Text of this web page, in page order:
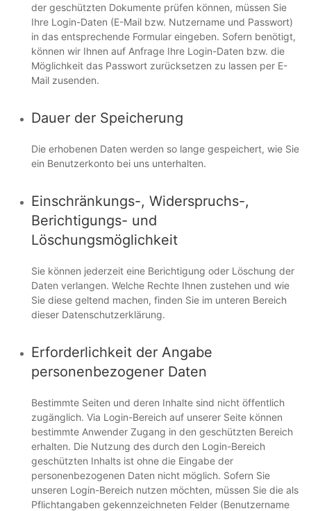
der geschützten Dokumente prüfen können, müssen Sie
Ihre Login-Daten (E-Mail bzw. Nutzername und Passwort)
in das entsprechende Formular eingeben. Sofern benötigt,
können wir Ihnen auf Anfrage Ihre Login-Daten bzw. die
Möglichkeit das Passwort zurücksetzen zu lassen per E-
Mail zusenden.
Dauer der Speicherung
Die erhobenen Daten werden so lange gespeichert, wie Sie
ein Benutzerkonto bei uns unterhalten.
Einschränkungs-, Widerspruchs-,
Berichtigungs- und
Löschungsmöglichkeit
Sie können jederzeit eine Berichtigung oder Löschung der
Daten verlangen. Welche Rechte Ihnen zustehen und wie
Sie diese geltend machen, finden Sie im unteren Bereich
dieser Datenschutzerklärung.
Erforderlichkeit der Angabe
personenbezogener Daten
Bestimmte Seiten und deren Inhalte sind nicht öffentlich
zugänglich. Via Login-Bereich auf unserer Seite können
bestimmte Anwender Zugang in den geschützten Bereich
erhalten. Die Nutzung des durch den Login-Bereich
geschützten Inhalts ist ohne die Eingabe der
personenbezogenen Daten nicht möglich. Sofern Sie
unseren Login-Bereich nutzen möchten, müssen Sie die als
Pflichtangaben gekennzeichneten Felder (Benutzername